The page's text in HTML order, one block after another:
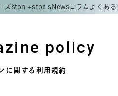
ズ ston +ston sNewsコラム よくあ
policy
に関する利用規約